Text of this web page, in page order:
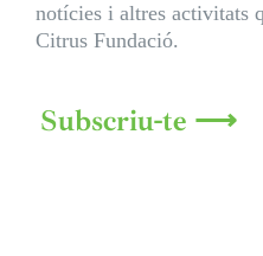
notícies i altres activitats
Citrus Fundació.
Subscriu-te ⟶